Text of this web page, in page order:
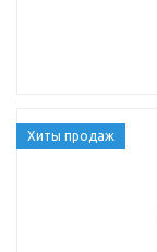
Хиты продаж